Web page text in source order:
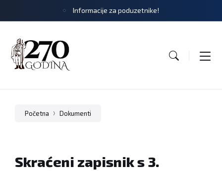
Informacije za poduzetnike!
Početna Dokumenti
Skraćeni zapisnik s 3.